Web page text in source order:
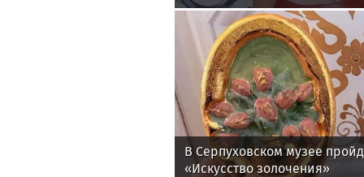
В Серпуховском музее
«Искусство золочения»